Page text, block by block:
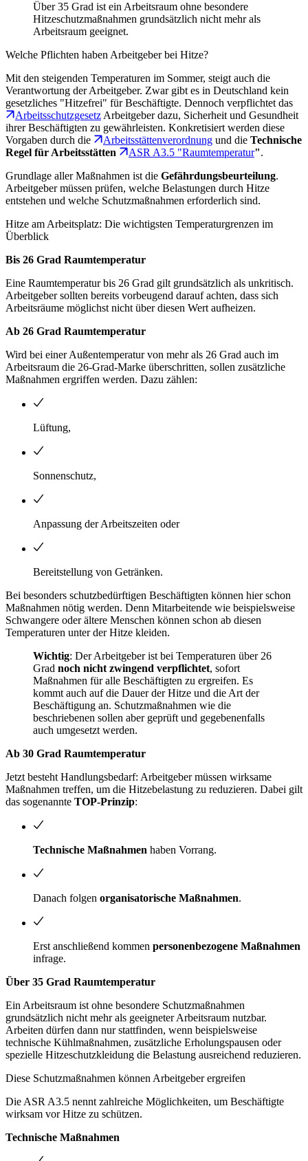
Über 35 Grad ist ein Arbeitsraum ohne besondere
Hitzeschutzmaßnahmen grundsätzlich nicht mehr als
Arbeitsraum geeignet.
Welche Pflichten haben Arbeitgeber bei Hitze?
Mit den steigenden Temperaturen im Sommer, steigt auch die
Verantwortung der Arbeitgeber. Zwar gibt es in Deutschland kein
gesetzliches "Hitzefrei" für Beschäftigte. Dennoch verpflichtet das
Arbeitsschutzgesetz Arbeitgeber dazu, Sicherheit und Gesundheit
ihrer Beschäftigten zu gewährleisten. Konkretisiert werden diese
Vorgaben durch die
Arbeitsstättenverordnung und die Technische
Regel für Arbeitsstätten
ASR A3.5 "Raumtemperatur".
Grundlage aller Maßnahmen ist die Gefährdungsbeurteilung.
Arbeitgeber müssen prüfen, welche Belastungen durch Hitze
entstehen und welche Schutzmaßnahmen erforderlich sind.
Hitze am Arbeitsplatz: Die wichtigsten Temperaturgrenzen im
Überblick
Bis 26 Grad Raumtemperatur
Eine Raumtemperatur bis 26 Grad gilt grundsätzlich als unkritisch.
Arbeitgeber sollten bereits vorbeugend darauf achten, dass sich
Arbeitsräume möglichst nicht über diesen Wert aufheizen.
Ab 26 Grad Raumtemperatur
Wird bei einer Außentemperatur von mehr als 26 Grad auch im
Arbeitsraum die 26-Grad-Marke überschritten, sollen zusätzliche
Maßnahmen ergriffen werden. Dazu zählen:
Lüftung,
Sonnenschutz,
Anpassung der Arbeitszeiten oder
Bereitstellung von Getränken.
Bei besonders schutzbedürftigen Beschäftigten können hier schon
Maßnahmen nötig werden. Denn Mitarbeitende wie beispielsweise
Schwangere oder ältere Menschen können schon ab diesen
Temperaturen unter der Hitze kleiden.
Wichtig: Der Arbeitgeber ist bei Temperaturen über 26
Grad noch nicht zwingend verpflichtet, sofort
Maßnahmen für alle Beschäftigten zu ergreifen. Es
kommt auch auf die Dauer der Hitze und die Art der
Beschäftigung an. Schutzmaßnahmen wie die
beschriebenen sollen aber geprüft und gegebenenfalls
auch umgesetzt werden.
Ab 30 Grad Raumtemperatur
Jetzt besteht Handlungsbedarf: Arbeitgeber müssen wirksame
Maßnahmen treffen, um die Hitzebelastung zu reduzieren. Dabei gilt
das sogenannte TOP-Prinzip:
Technische Maßnahmen haben Vorrang.
Danach folgen organisatorische Maßnahmen.
Erst anschließend kommen personenbezogene Maßnahmen
infrage.
Über 35 Grad Raumtemperatur
Ein Arbeitsraum ist ohne besondere Schutzmaßnahmen
grundsätzlich nicht mehr als geeigneter Arbeitsraum nutzbar.
Arbeiten dürfen dann nur stattfinden, wenn beispielsweise
technische Kühlmaßnahmen, zusätzliche Erholungspausen oder
spezielle Hitzeschutzkleidung die Belastung ausreichend reduzieren.
Diese Schutzmaßnahmen können Arbeitgeber ergreifen
Die ASR A3.5 nennt zahlreiche Möglichkeiten, um Beschäftigte
wirksam vor Hitze zu schützen.
Technische Maßnahmen